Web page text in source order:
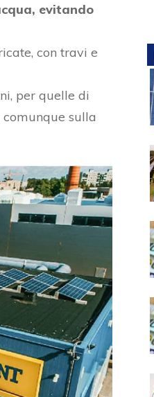
evitando
con travi e
per quelle di
sulla